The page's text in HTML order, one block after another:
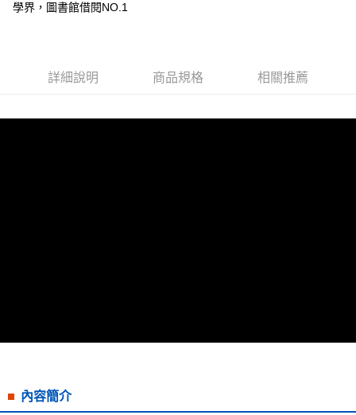
全家取貨付款
每筆NT$70，滿NT$799(含以上)免運費
每筆NT$200，滿NT$99,999(含以上)免運費
學界，圖書館借閱NO.1
詳細說明 商品規格 相關推薦
內容簡介